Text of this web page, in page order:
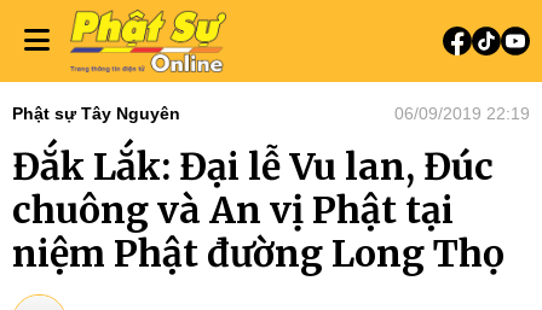
Phật sự Tây Nguyên 06/09/2019 22:19
Đắk Lắk: Đại lễ Vu lan, Đúc
chuông và An vị Phật tại
niệm Phật đường Long Thọ